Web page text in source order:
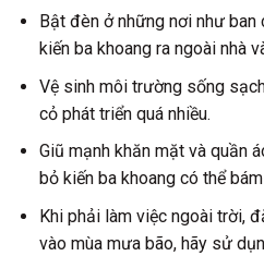
Bật đèn ở những nơi như
kiến ba khoang ra ngoài nhà
Vệ sinh môi trường sống
cỏ phát triển quá nhiều.
Giũ mạnh khăn mặt và quần
bỏ kiến ba khoang có thể
Khi phải làm việc ngoài trời,
vào mùa mưa bão, hãy sử